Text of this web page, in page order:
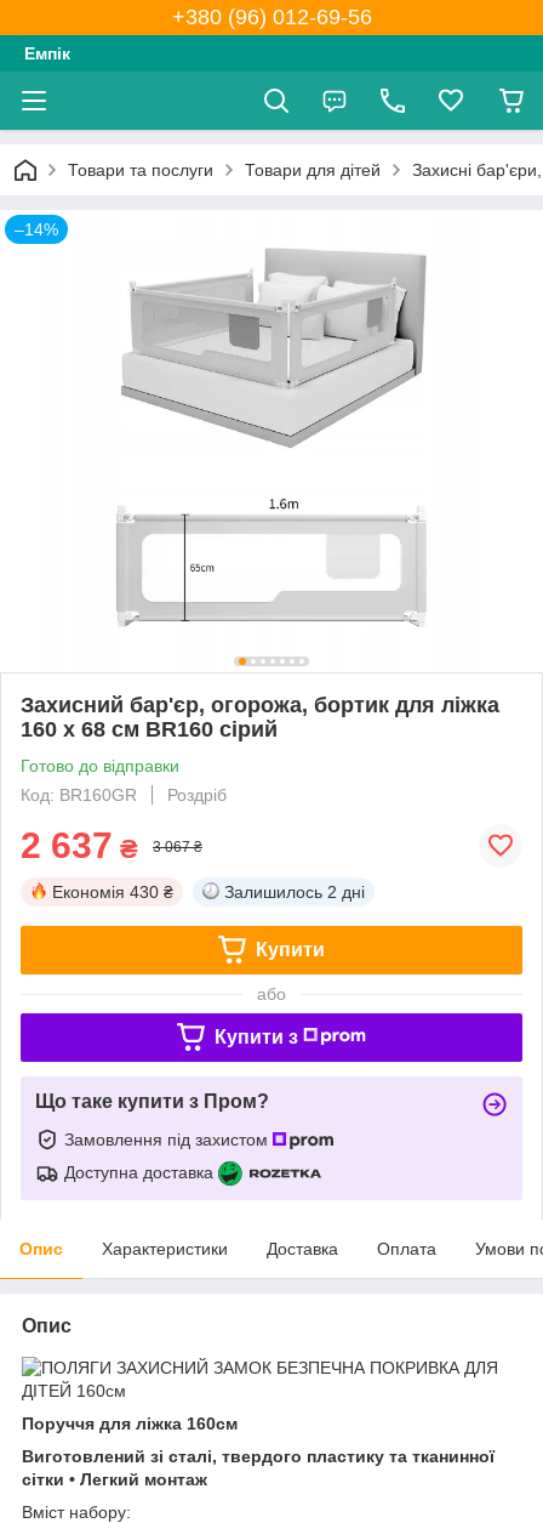
+380 (96) 012-69-56
Емпік
Товари та послуги Товари для дітей Захисні
–14%
Захисний бар'єр, огорожа, бортик для ліжка
160 x 68 см BR160 сірий
Готово до відправки
Код: BR160GR
Роздріб
2 637 ₴ 3 067 ₴
Економія 430 ₴ Залишилось 2 дні
Купити
або
Купити з
Що таке купити з Пром?
Замовлення під захистом
Доступна доставка
Опис Характеристики Доставка Оплата Умови
Опис
Поруччя для ліжка 160см
Виготовлений зі сталі, твердого пластику та тканинної
сітки • Легкий монтаж
Вміст набору: